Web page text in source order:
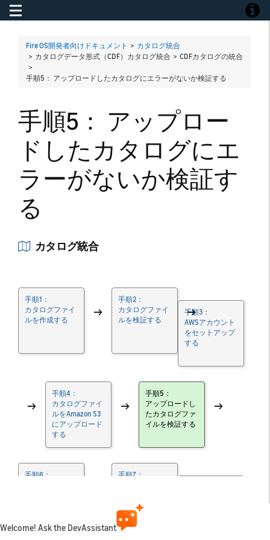
Toggle navigation
Fire OS開発者向けドキュメント > カタログ統合
> カタログデータ形式（CDF）カタログ統合 > CDFカタログの統合
>
手順5： アップロードしたカタログにエラーがないか検証する
手順5： アップロー
ドしたカタログにエ
ラーがないか検証す
る
カタログ統合
手順1：
カタログファイ
ルを作成する
→
手順2：
カタログファイ
ルを検証する
→
手順3：
AWSアカウント
をセットアップ
する
→
手順4：
カタログファイ
ルをAmazon S3
にアップロード
する
→
手順5：
アップロードし
たカタログファ
イルを検証する
→
手順6：
手順7：
トする
Welcome! Ask the DevAssistant